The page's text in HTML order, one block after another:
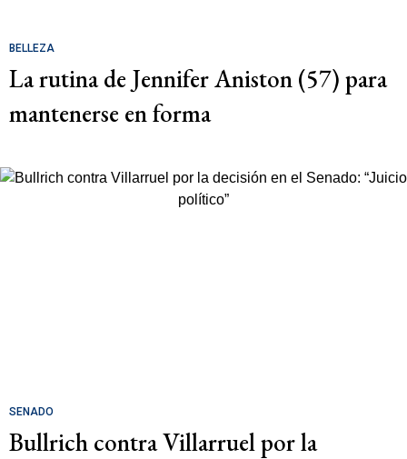
BELLEZA
La rutina de Jennifer Aniston (57) para
mantenerse en forma
SENADO
Bullrich contra Villarruel por la